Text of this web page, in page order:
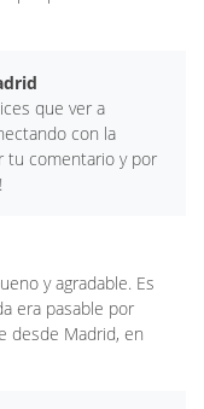
que ver a
con la
tu comentario y por
y agradable. Es
era pasable por
desde Madrid, en